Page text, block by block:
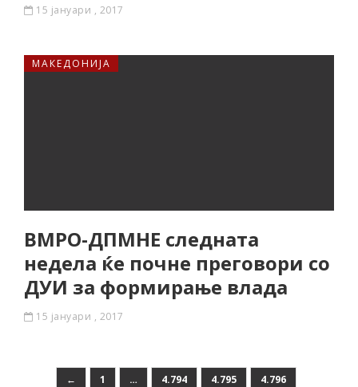
15 јануари , 2017
МАКЕДОНИЈА
ВМРО-ДПМНЕ следната
недела ќе почне преговори со
ДУИ за формирање влада
15 јануари , 2017
← 1 … 4.794 4.795 4.796